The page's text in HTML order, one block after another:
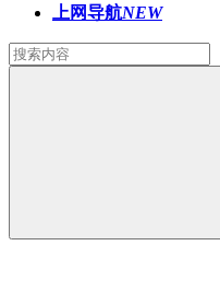
上网导航NEW